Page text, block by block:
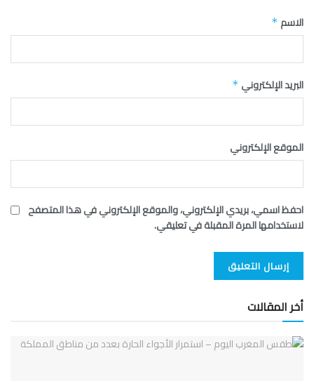
الاسم *
البريد الإلكتروني *
الموقع الإلكتروني
احفظ اسمي، بريدي الإلكتروني، والموقع الإلكتروني في هذا المتصفح
لاستخدامها المرة المقبلة في تعليقي.
أخر المقالات